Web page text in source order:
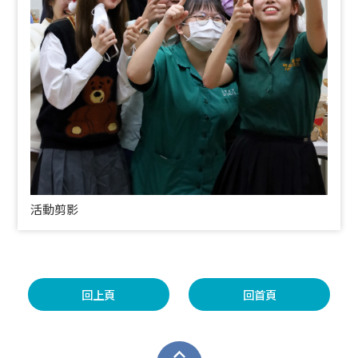
活動剪影
回上頁 回首頁